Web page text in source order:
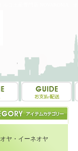
オヤ・イーネオヤ